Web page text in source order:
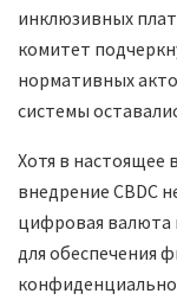
инклюзивных
комитет
нормативных
системы
Хотя в настоящее
внедрение CBDC
цифровая валюта
для обеспечения